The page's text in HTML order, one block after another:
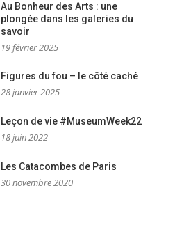
Au Bonheur des Arts : une
plongée dans les galeries du
savoir
19 février 2025
Figures du fou – le côté caché
28 janvier 2025
Leçon de vie #MuseumWeek22
18 juin 2022
Les Catacombes de Paris
30 novembre 2020